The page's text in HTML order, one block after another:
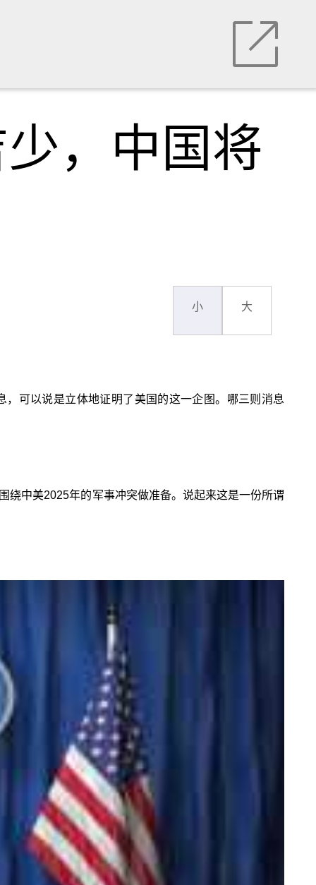
，中国将
小 大
可以说是立体地证明了美国的这一企图。哪三则消息
绕中美2025年的军事冲突做准备。说起来这是一份所谓